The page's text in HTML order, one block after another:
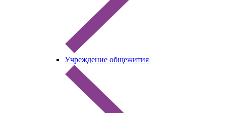
Учреждение общежития